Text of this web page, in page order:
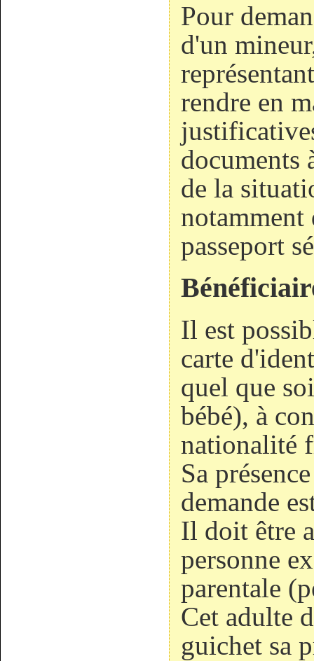
Pour
d'un
rendre en
documents
de la
notamment
passeport
Il est
carte
quel que
bébé), à
nationalité
Sa
demande
Il doit être
personne
parentale
Cet adulte
guichet sa